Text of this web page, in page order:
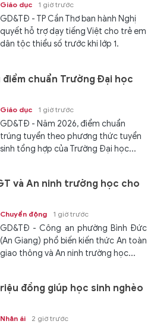
Giáo dục 1 giờ trước
GD&TĐ - TP Cần Thơ ban hành Nghị
quyết hỗ trợ dạy tiếng Việt cho trẻ em
dân tộc thiểu số trước khi lớp 1.
điểm chuẩn Trường Đại học
Giáo dục 1 giờ trước
GD&TĐ - Năm 2026, điểm chuẩn
trúng tuyển theo phương thức tuyển
sinh tổng hợp của Trường Đại học...
và An ninh trường học cho
Chuyển động 1 giờ trước
GD&TĐ - Công an phường Bình Đức
(An Giang) phổ biến kiến thức An toàn
giao thông và An ninh trường học...
đồng giúp học sinh nghèo
Nhân ái 2 giờ trước